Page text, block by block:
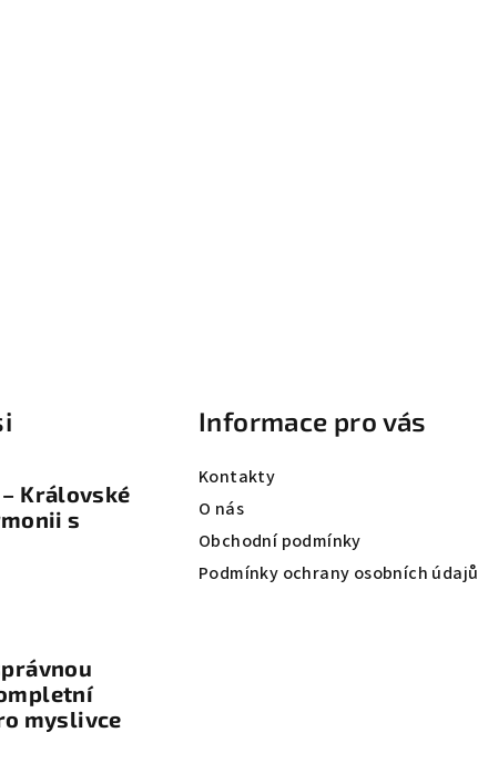
Královské
s
myslivce
Informace pro vás
Kontakty
O nás
Obchodní podmínky
Podmínky ochrany osobních údajů